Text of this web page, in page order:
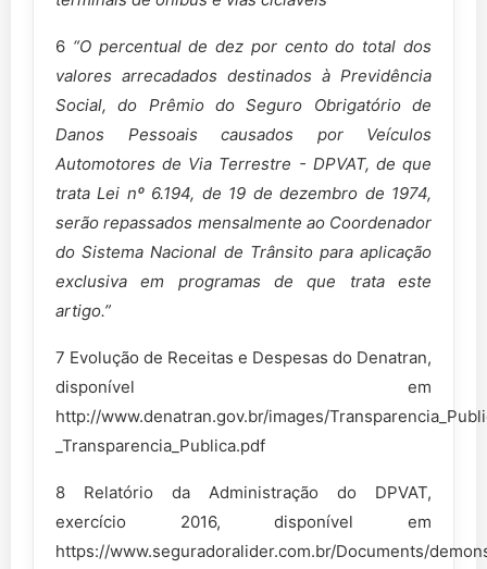
6 “O percentual de dez por cento do total dos
valores arrecadados destinados à Previdência
Social, do Prêmio doSeguro Obrigatório de
Danos Pessoais causados por Veículos
Automotores de Via Terrestre - DPVAT, de que
trataLei nº 6.194, de 19 de dezembro de 1974,
serão repassados mensalmente ao Coordenador
do Sistema Nacional de Trânsito para aplicação
exclusiva em programas de que trata este
artigo.”
7 Evolução de Receitas e Despesas do Denatran,
disponível em
http://www.denatran.gov.br/images/
_Transparencia_Publica.pdf
8 Relatório da Administração do DPVAT,
exercício 2016, disponível em
https://www.seguradoralider.com.br/Documents/